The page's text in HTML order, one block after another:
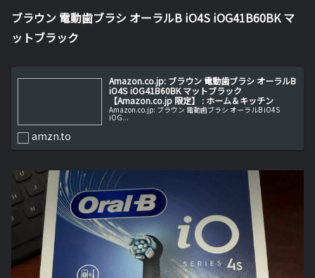
ブラウン 電動歯ブラシ オーラルB iO4S iOG41B60BK マ
ットブラック
Amazon.co.jp: ブラウン 電動歯ブラシ オーラルB
iO4S iOG41B60BK マットブラック
【Amazon.co.jp 限定】 : ホーム＆キッチン
Amazon.co.jp: ブラウン 電動歯ブラシ オーラルB iO4S
iOG...
amzn.to